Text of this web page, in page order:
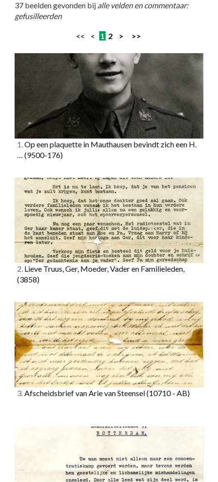
37 beelden gevonden bij alle velden en commentaar:
gefusilleerden
<< < 1 2 > >>
1.Op een plaquette in Mauthausen bevindt zich een H.
… (9500-176)
2. Lieve Truus, Ger, Moeder, Vader en Familieleden,
(3858)
3.Afscheidsbrief van Arie van Steensel(10710 - AB)